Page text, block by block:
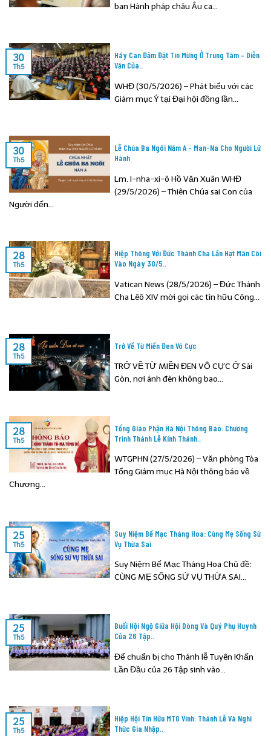
ban Hành pháp châu Âu ca...
Hãy Can Đảm Đặt Tin Mừng Ở Trung Tâm – Diễn
Văn Của..
WHĐ (30/5/2026) – Phát biểu với các
Giám mục Ý tại Đại hội đồng lần...
30
Th5
Lễ Chúa Ba Ngôi Năm A – Man-Na Cho Người Lữ
Hành
Lm. I-nha-xi-ô Hồ Văn Xuân WHĐ
(29/5/2026) – Thiên Chúa sai Con của
Người đến...
30
Th5
Hiệp Thông Với Đức Thánh Cha Lần Hạt Mân Côi
Vào Ngày 30/5..
Vatican News (28/5/2026) – Đức Thánh
Cha Lêô XIV mời gọi các tín hữu Công...
28
Th5
Trở Về Từ Miền Đen Vô Cực
TRỞ VỀ TỪ MIỀN ĐEN VÔ CỰC Ở Sài
Gòn, nơi ánh đèn không bao...
28
Th5
Tổng Giáo Phận Hà Nội Thông Báo: Chương
Trình Thánh Lễ Kính Thánh..
WTGPHN (27/5/2026) – Văn phòng Tòa
Tổng Giám mục Hà Nội thông báo về
Chương...
28
Th5
Suy Niệm Bế Mạc Tháng Hoa: Cùng Mẹ Sống Sứ
Vụ Thừa Sai
Suy Niệm Bế Mạc Tháng Hoa Chủ đề:
CÙNG MẸ SỐNG SỨ VỤ THỪA SAI...
25
Th5
Buổi Hội Ngộ Giữa Hội Dòng Và Quý Phụ Huynh
Của 26 Tập..
Để chuẩn bị cho Thánh lễ Tuyên Khấn
Lần Đầu của 26 Tập sinh vào...
25
Th5
Hiệp Hội Tín Hữu MTG Vinh: Thánh Lễ Và Nghi
Thức Gia Nhập..
25
Th5